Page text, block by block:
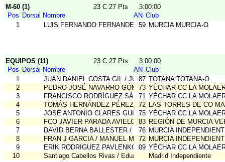
M-60 (1) 23 C 27 Pts
3:00:00
Pos Dorsal Nombre AN Club
1
LUIS FERNANDO FERNANDEZ BARAINCA
59 MURCIA MURCIA-O
EQUIPOS (11) 23 C 27 Pts
3:00:00
Pos Dorsal Nombre AN Club
1
JUAN DANIEL COSTA GIL / JULIO BERMEJO JIMENEZ
87 TOTANA TOTANA-O
2
PEDRO JOSÉ NAVARRO GÓMEZ / MARTIN MANUEL
73 YÉCHAR CC LA
3
FRANCISCO RODRÍGUEZ SÁNCHEZ / JUAN FRANCISCO
71 YÉCHAR CC LA
4
TOMÁS HERNÁNDEZ PÉREZ / SALVADOR TORRES
72 LAS TORRES DE CO
5
JOSÉ ANTONIO CLARES GUILLEN / MARIO CLARES
75 YÉCHAR CC LA
6
FCO JAVIER PARADA AVIELO / JUAN ANTONIO
83 REGIÓN DE MURCIA
7
DAVID BERNA BALLESTER / PEDRO NICOLÁS GONZALEZ
76 MURCIA
8
FRAN J GARCIA / MANUEL MARTÍNEZ MORALES
72 MURCIA
9
ERIK RODRIGUEZ PAVLENKO / JUAN PEDRO
09 YÉCHAR CC LA
10
Santiago Cabellos Rivas / Eduardo LoteroMadrid Independiente